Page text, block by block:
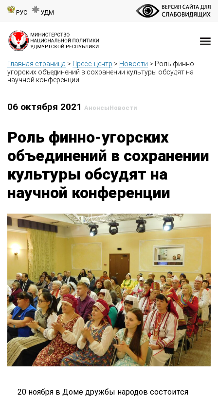
РУС УДМ
Главная страница > Пресс-центр > Новости > Роль финно-
угорских объединений в сохранении культуры обсудят на
научной конференции
06 октября 2021 АнонсыНовости
Роль финно-угорских
объединений в сохранении
культуры обсудят на
научной конференции
20 ноября в Доме дружбы народов состоится